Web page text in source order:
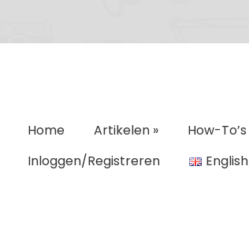
Home Artikelen» How-To’s
Inloggen/Registreren
English